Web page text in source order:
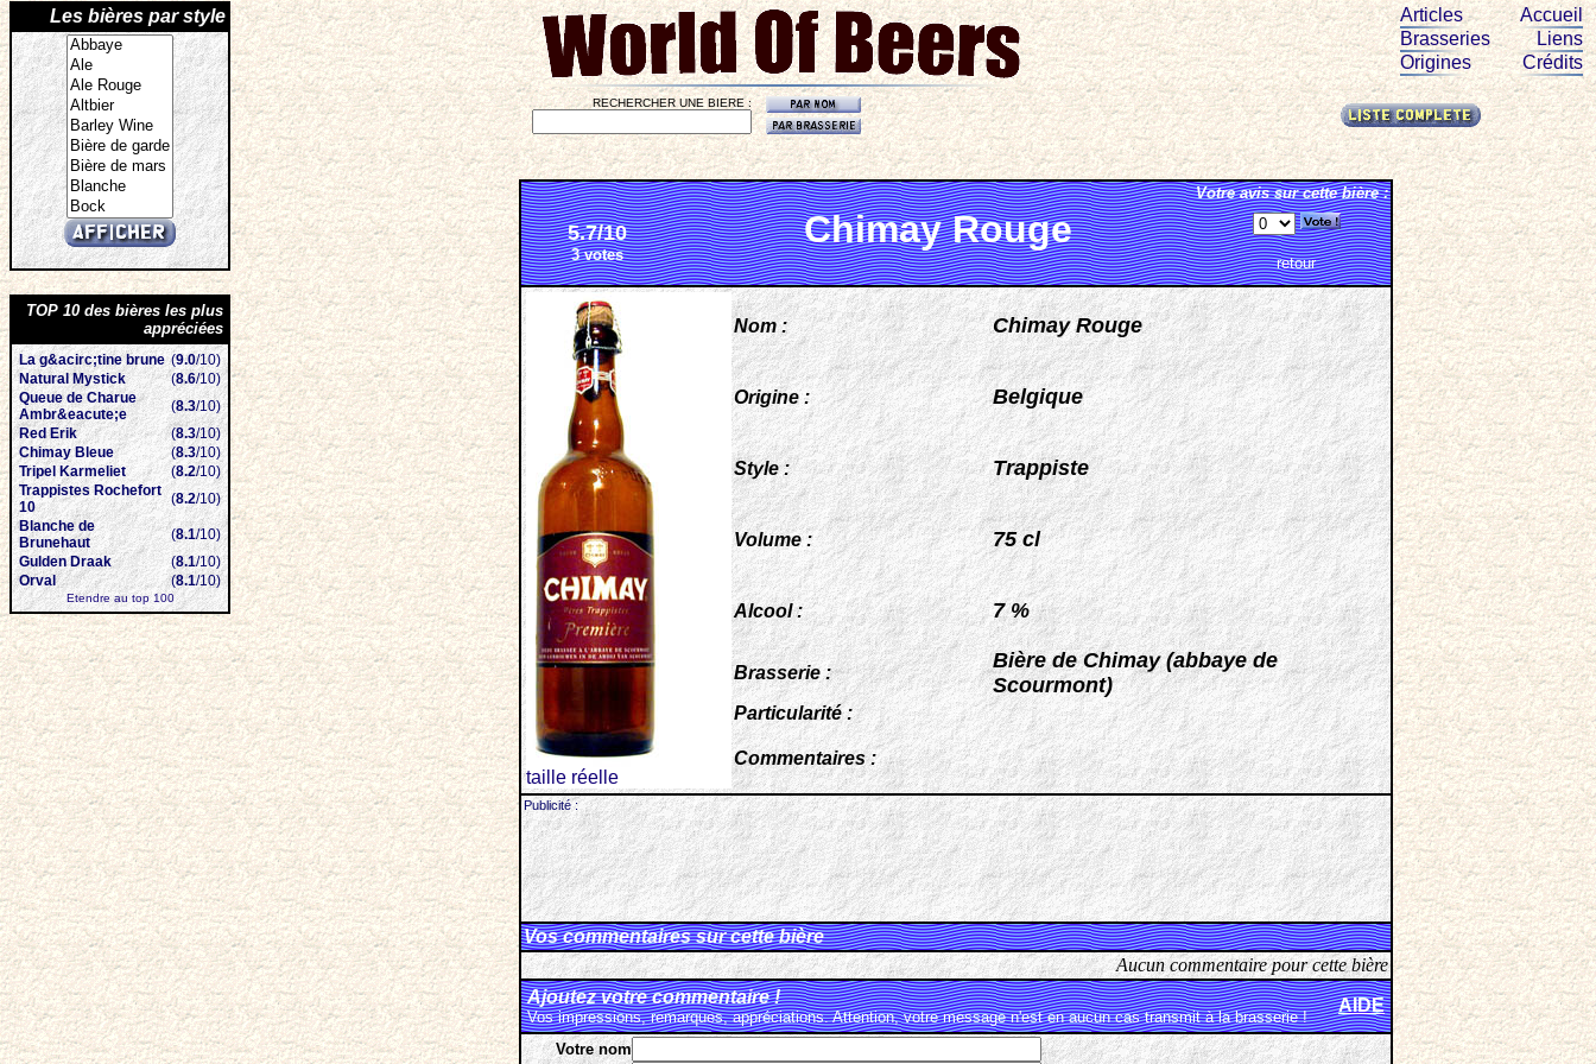
Les bières par style
TOP 10 des bières les plus
appréciées
La g&acirc;tine brune (9.0/10)
Natural Mystick
(8.6/10)
Queue de Charue
Ambr&eacute;e
(8.3/10)
Red Erik
(8.3/10)
Chimay Bleue
(8.3/10)
Tripel Karmeliet
(8.2/10)
Trappistes Rochefort
10
(8.2/10)
Blanche de
Brunehaut
(8.1/10)
Gulden Draak
(8.1/10)
Orval
(8.1/10)
Etendre au top 100
Articles
Brasseries
Origines
Accueil
Liens
Crédits
RECHERCHER UNE BIERE :
Votre avis sur cette bière :
5.7/10
3 votes
Chimay Rouge
retour
taille réelle
Nom : Chimay Rouge
Origine : Belgique
Style : Trappiste
Volume : 75 cl
Alcool : 7 %
Brasserie :
Bière de Chimay (abbaye de
Scourmont)
Particularité :
Commentaires :
Publicité :
Vos commentaires sur cette bière
Aucun commentaire pour cette bière
Ajoutez votre commentaire !
Vos impressions, remarques, appréciations. Attention, votre message n'est en aucun cas transmit à la brasserie !
AIDE
Votre nom